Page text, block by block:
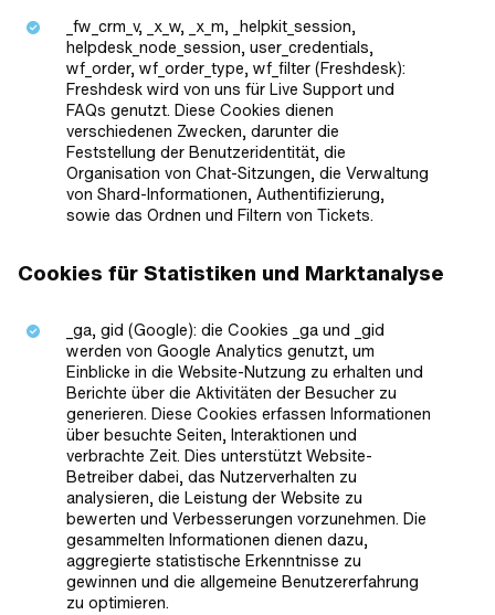
_fw_crm_v, _x_w, _x_m, _helpkit_session,
helpdesk_node_session, user_credentials,
wf_order, wf_order_type, wf_filter (Freshdesk):
Freshdesk wird von uns für Live Support und
FAQs genutzt. Diese Cookies dienen
verschiedenen Zwecken, darunter die
Feststellung der Benutzeridentität, die
Organisation von Chat-Sitzungen, die Verwaltung
von Shard-Informationen, Authentifizierung,
sowie das Ordnen und Filtern von Tickets.
Cookies für Statistiken und Marktanalyse
_ga, gid (Google): die Cookies _ga und _gid
werden von Google Analytics genutzt, um
Einblicke in die Website-Nutzung zu erhalten und
Berichte über die Aktivitäten der Besucher zu
generieren. Diese Cookies erfassen Informationen
über besuchte Seiten, Interaktionen und
verbrachte Zeit. Dies unterstützt Website-
Betreiber dabei, das Nutzerverhalten zu
analysieren, die Leistung der Website zu
bewerten und Verbesserungen vorzunehmen. Die
gesammelten Informationen dienen dazu,
aggregierte statistische Erkenntnisse zu
gewinnen und die allgemeine Benutzererfahrung
zu optimieren.